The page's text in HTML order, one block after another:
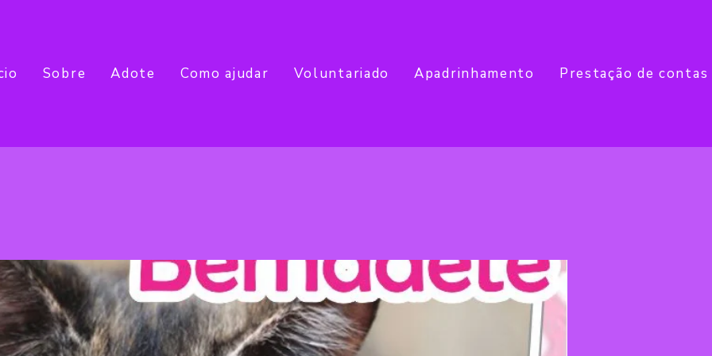
Sobre Adote Como ajudar Voluntariado Apadrinhamento Prestação de contas